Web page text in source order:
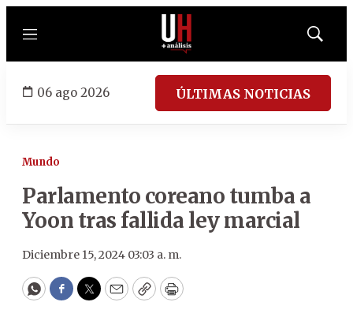
Menú
Mostrar
06 ago 2026 ÚLTIMAS NOTICIAS
Mundo
Parlamento coreano tumba a
Yoon tras fallida ley marcial
Diciembre 15, 2024 03:03 a. m.
WhatsApp
Facebook
Twitter
EmailCopyPrint